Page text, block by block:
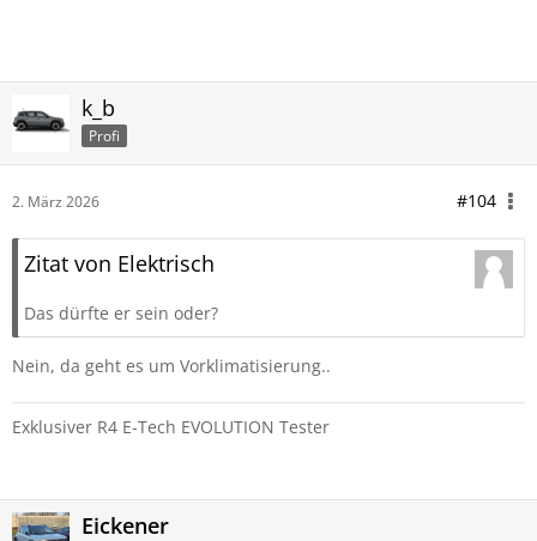
k_b
Profi
2. März 2026 #104
Zitat von Elektrisch
Das dürfte er sein oder?
Nein, da geht es um Vorklimatisierung..
Exklusiver R4 E-Tech EVOLUTION Tester
Eickener